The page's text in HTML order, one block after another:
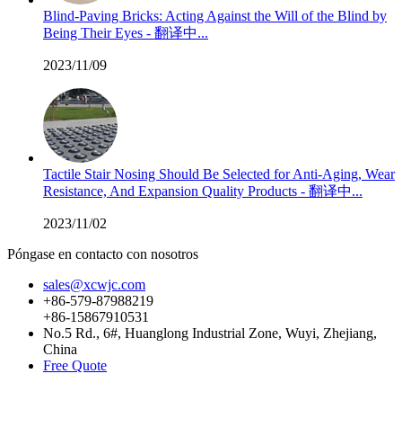
Blind-Paving Bricks: Acting Against the Will of the Blind by
Being Their Eyes - 翻译中...
2023/11/09
Tactile Stair Nosing Should Be Selected for Anti-Aging, Wear
Resistance, And Expansion Quality Products - 翻译中...
2023/11/02
Póngase en contacto con nosotros
sales@xcwjc.com
+86-579-87988219
+86-15867910531
No.5 Rd., 6#, Huanglong Industrial Zone, Wuyi, Zhejiang,
China
Free Quote